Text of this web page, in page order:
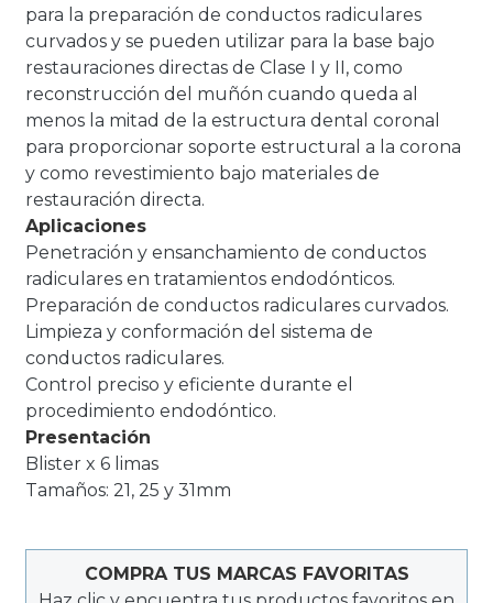
para la preparación de conductos radiculares
curvados y se pueden utilizar para la base bajo
restauraciones directas de Clase I y II, como
reconstrucción del muñón cuando queda al
menos la mitad de la estructura dental coronal
para proporcionar soporte estructural a la corona
y como revestimiento bajo materiales de
restauración directa.
Aplicaciones
Penetración y ensanchamiento de conductos
radiculares en tratamientos endodónticos.
Preparación de conductos radiculares curvados.
Limpieza y conformación del sistema de
conductos radiculares.
Control preciso y eficiente durante el
procedimiento endodóntico.
Presentación
Blister x 6 limas
Tamaños: 21, 25 y 31mm
COMPRA TUS MARCAS FAVORITAS